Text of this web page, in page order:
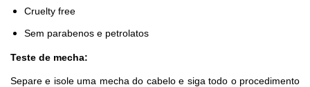
Cruelty free
Sem parabenos e petrolatos
Teste de mecha:
Separe e isole uma mecha do cabelo e siga todo o procedimento